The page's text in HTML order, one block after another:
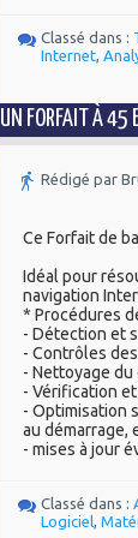
Classé dans :
Internet,
UN FORFAIT À 45
Rédigé par
Ce Forfait de
Idéal pour
navigation
* Procédures
- Détection et
- Contrôles
- Nettoyage
- Vérification
- Optimisation
au démarrage,
- mises à jour
Classé dans :
Logiciel,